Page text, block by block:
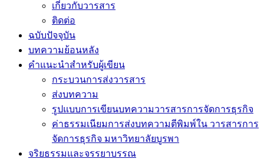
เกี่ยวกับวารสาร
ติดต่อ
ฉบับปัจจุบัน
บทความย้อนหลัง
คำแนะนำสำหรับผู้เขียน
กระบวนการส่งวารสาร
ส่งบทความ
รูปแบบการเขียนบทความวารสารการจัดการธุรกิจ
ค่าธรรมเนียมการส่งบทความตีพิมพ์ใน วารสารการ
จัดการธุรกิจ มหาวิทยาลัยบูรพา
จริยธรรมและจรรยาบรรณ